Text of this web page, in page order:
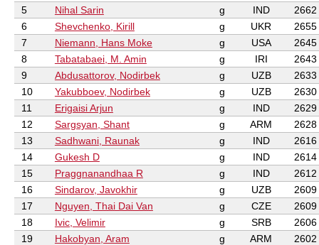
5
Nihal Sarin g IND
2662
6
Shevchenko, Kirill g UKR
2655
7
Niemann, Hans Moke g USA
2645
8
Tabatabaei, M. Amin g IRI
2643
9
Abdusattorov, Nodirbek g UZB
2633
10
Yakubboev, Nodirbek g UZB
2630
11
Erigaisi Arjun g IND
2629
12
Sargsyan, Shant g ARM
2628
13
Sadhwani, Raunak g IND
2616
14
Gukesh D g IND
2614
15
Praggnanandhaa R g IND
2612
16
Sindarov, Javokhir g UZB
2609
17
Nguyen, Thai Dai Van g CZE
2609
18
Ivic, Velimir g SRB
2606
19
Hakobyan, Aram g ARM 2602